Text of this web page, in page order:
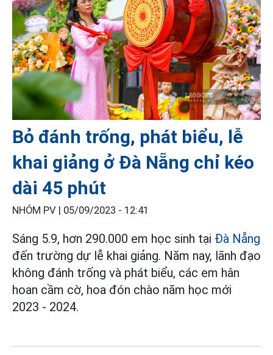
Bỏ đánh trống, phát biểu, lễ
khai giảng ở Đà Nẵng chỉ kéo
dài 45 phút
NHÓM PV | 05/09/2023 - 12:41
Sáng 5.9, hơn 290.000 em học sinh tại Đà Nẵng
đến trường dự lễ khai giảng. Năm nay, lãnh đạo
không đánh trống và phát biểu, các em hân
hoan cầm cờ, hoa đón chào năm học mới
2023 - 2024.